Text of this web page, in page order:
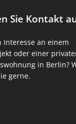
Sie Kontakt
Interesse an einem
oder einer
in Berlin?
gerne.